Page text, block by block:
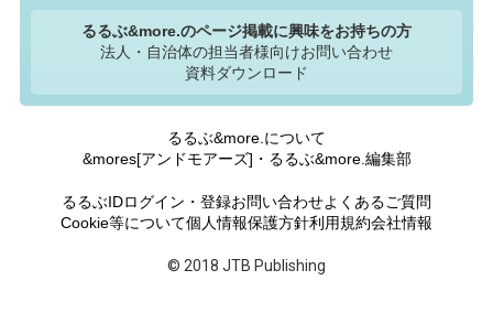
るるぶ&more.のページ掲載に興味をお持ちの方
法人・自治体の担当者様向けお問い合わせ
資料ダウンロード
るるぶ&more.について
&mores[アンドモアーズ]・るるぶ&more.編集部
るるぶIDログイン・登録お問い合わせよくあるご質問
Cookie等について個人情報保護方針利用規約会社情報
© 2018 JTB Publishing